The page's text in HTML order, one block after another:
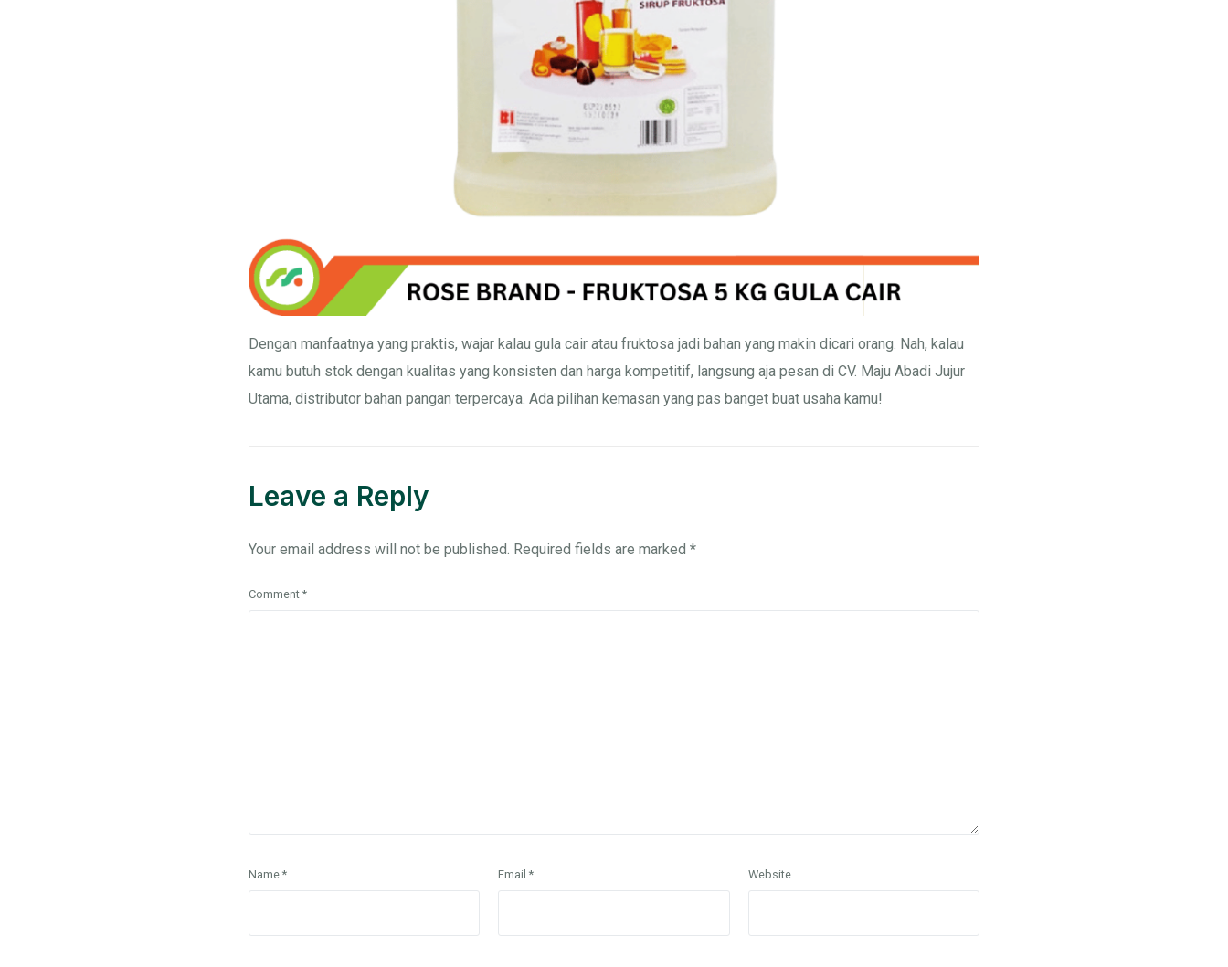
Dengan manfaatnya yang praktis, wajar kalau gula cair atau fruktosa jadi bahan yang makin dicari orang. Nah, kalau
kamu butuh stok dengan kualitas yang konsisten dan harga kompetitif, langsung aja pesan di CV. Maju Abadi Jujur
Utama, distributor bahan pangan terpercaya. Ada pilihan kemasan yang pas banget buat usaha kamu!
Leave a Reply
Your email address will not be published. Required fields are marked *
Comment *
Name * Email* Website